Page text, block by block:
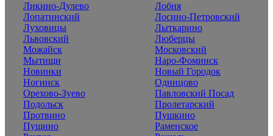
Ликино-Дулево
Лобня
Лопатинский
Лосино-Петровский
Луховицы
Лыткарино
Львовский
Люберцы
Можайск
Московский
Мытищи
Наро-Фоминск
Новинки
Новый Городок
Ногинск
Одинцово
Орехово-Зуево
Павловский Посад
Подольск
Пролетарский
Протвино
Пушкино
Пущино
Раменское